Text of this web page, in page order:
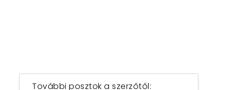
További posztok a szerzőtől: